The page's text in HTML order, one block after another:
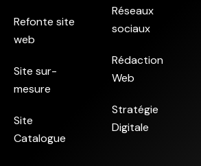
Refonte site
web
Site sur-
mesure
Site
Catalogue
Réseaux
sociaux
Rédaction
Web
Stratégie
Digitale